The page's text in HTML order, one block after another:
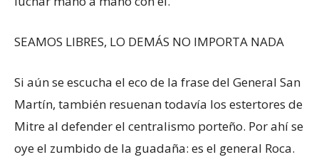
SEAMOS LIBRES, LO DEMÁS NO IMPORTA NADA
Si aún se escucha el eco de la frase del General San
Martín, también resuenan todavía los estertores de
Mitre al defender el centralismo porteño. Por ahí se
oye el zumbido de la guadaña: es el general Roca.